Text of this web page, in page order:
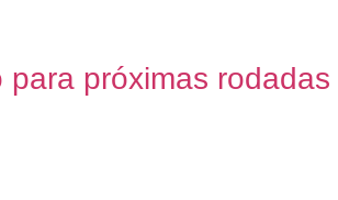
próximas rodadas